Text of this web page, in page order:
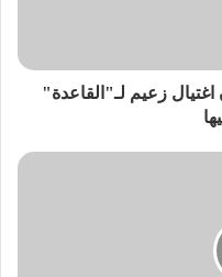
زعيم لـ"القاعدة"